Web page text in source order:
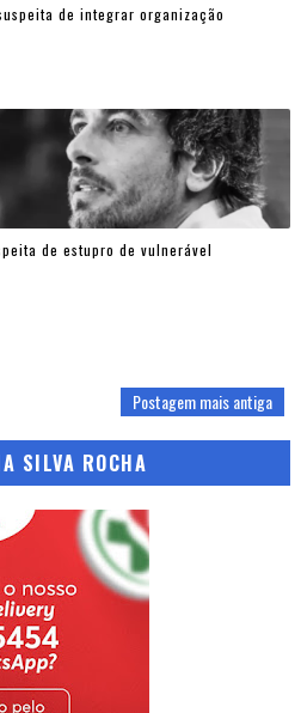
de integrar organização
de estupro de vulnerável
Postagem mais antiga
SILVA ROCHA